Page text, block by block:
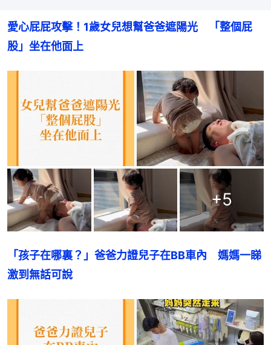
愛心屁屁攻擊！1歲女兒想幫爸爸遮陽光　「整個屁
股」坐在他面上
+5
「孩子在哪裏？」爸爸力證兒子在BB車內　媽媽一睇
激到無話可說